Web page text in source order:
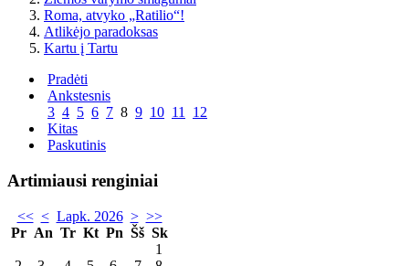
Roma, atvyko „Ratilio“!
Atlikėjo paradoksas
Kartu į Tartu
Pradėti
Ankstesnis
3 4 5 6 7 8 9 10 11 12
Kitas
Paskutinis
Artimiausi renginiai
<< < Lapk. 2026 > >>
Pr An Tr Kt Pn Šš Sk
1